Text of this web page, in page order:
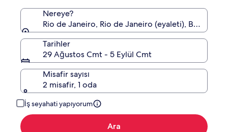
Nereye?
Rio de Janeiro, Rio de Janeiro (eyaleti), Brezilya
Tarihler
29 Ağustos Cmt - 5 Eylül Cmt
Misafir sayısı
2 misafir, 1 oda
İş seyahati yapıyorum
Ara